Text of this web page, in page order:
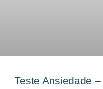
Teste Ansiedade –